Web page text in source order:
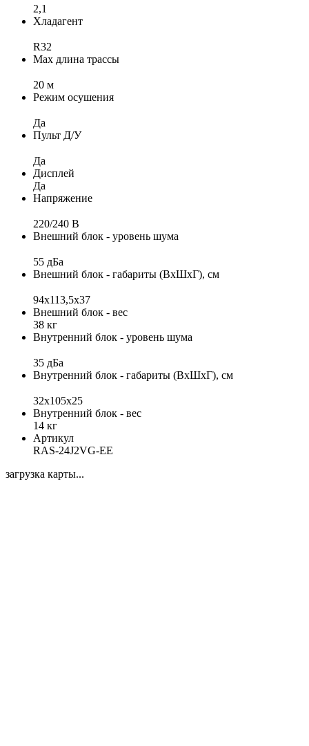
2,1
Хладагент
R32
Max длина трассы
20 м
Режим осушения
Да
Пульт Д/У
Да
Дисплей
Да
Напряжение
220/240 B
Внешний блок - уровень шума
55 дБа
Внешний блок - габариты (ВхШхГ), см
94x113,5х37
Внешний блок - вес
38 кг
Внутренний блок - уровень шума
35 дБа
Внутренний блок - габариты (ВхШхГ), см
32x105x25
Внутренний блок - вес
14 кг
Артикул
RAS-24J2VG-EE
загрузка карты...